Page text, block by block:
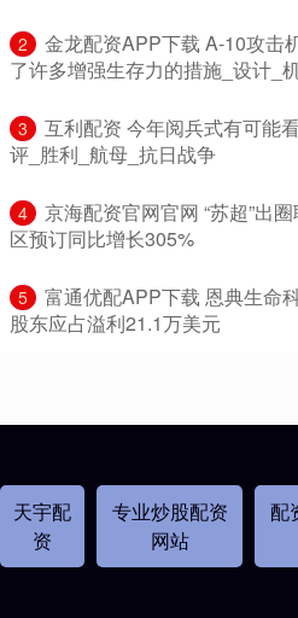
2
金龙配资APP下载 A-10攻击
了许多增强生存力的措施_设计_
3
互利配资 今年阅兵式有可能
评_胜利_航母_抗日战争
4
京海配资官网官网 “苏超”出
区预订同比增长305%
5
富通优配APP下载 恩典生命
股东应占溢利21.1万美元
天宇配
资
专业炒股配资
网站
配